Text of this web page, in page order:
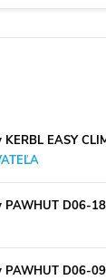
EASY
PAWHUT D06-
PAWHUT D06-